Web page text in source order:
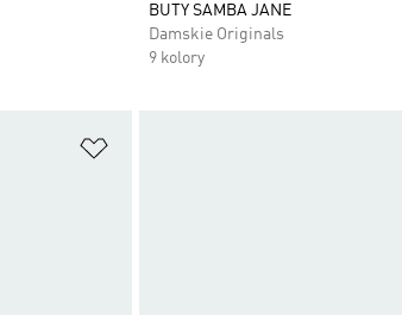
BUTY SAMBA JANE
Damskie Originals
9 kolory